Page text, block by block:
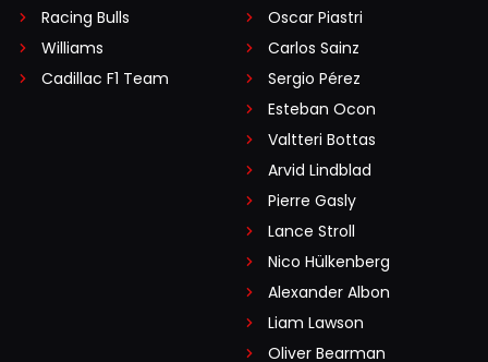
Racing Bulls
Williams
Cadillac F1 Team
Oscar Piastri
Carlos Sainz
Sergio Pérez
Esteban Ocon
Valtteri Bottas
Arvid Lindblad
Pierre Gasly
Lance Stroll
Nico Hülkenberg
Alexander Albon
Liam Lawson
Oliver Bearman